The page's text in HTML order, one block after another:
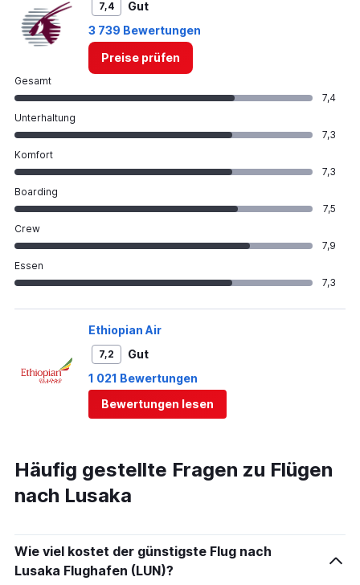
7,4
Gut
3 739 Bewertungen
Preise prüfen
Gesamt
7,4
Unterhaltung
7,3
Komfort
7,3
Boarding
7,5
Crew
7,9
Essen
7,3
Ethiopian Air
7,2
Gut
1 021 Bewertungen
Bewertungen lesen
Häufig gestellte Fragen zu Flügen
nach Lusaka
Wie viel kostet der günstigste Flug nach
Lusaka Flughafen (LUN)?